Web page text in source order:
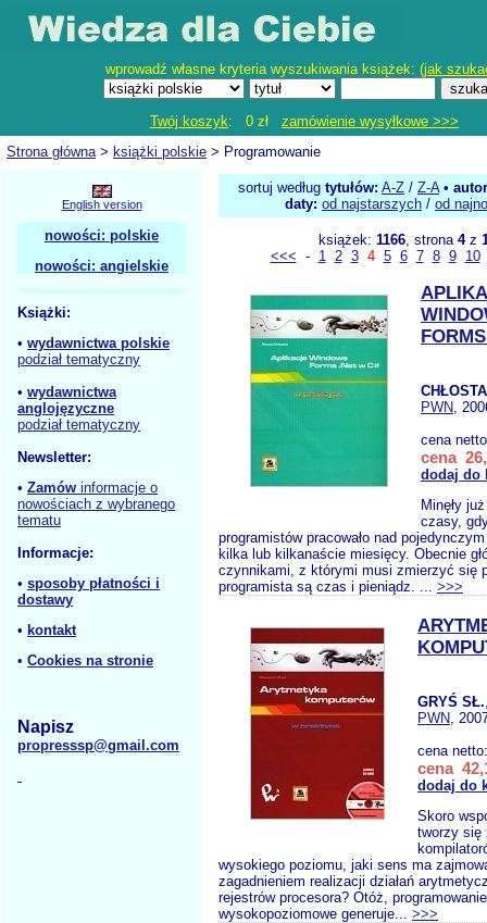
wprowadź własne kryteria wyszukiwania książek: (jak
Twój koszyk: 0 zł zamówienie wysyłkowe >>>
Strona główna> książki polskie > Programowanie
English version
nowości: polskie
nowości: angielskie
Książki:
• wydawnictwa polskie
podział tematyczny
• wydawnictwa
anglojęzyczne
podział tematyczny
Newsletter:
• Zamów informacje o
nowościach z wybranego
tematu
Informacje:
• sposoby płatności i
dostawy
• kontakt
• Cookies na stronie
Napisz
propresssp@gmail.com
sortuj według tytułów: A-Z / Z-A•
daty: od najstarszych / od
książek: 1166, strona 4z
<<< - 1 2 3 4 5 6 7 8 9 10
PWN,
cena
cena
dodaj do
Minęły
czasy,
programistów pracowało nad
kilka lub kilkanaście miesięcy. Obecnie
czynnikami, z którymi musi zmierzyć się
programista są czas i pieniądz. ... >>>
GRYŚ SŁ.
PWN,
cena
cena
dodaj do
Skoro
tworzy się
wysokiego poziomu, jaki sens ma
zagadnieniem realizacji działań
rejestrów procesora? Otóż, programowanie
wysokopoziomowe generuje... >>>